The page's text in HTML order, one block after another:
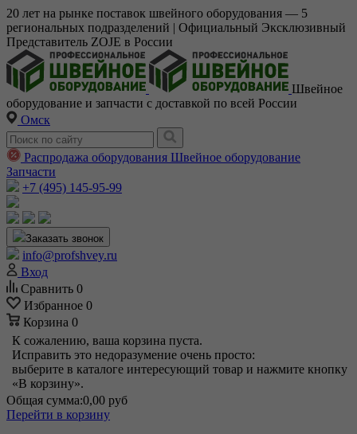
20 лет на рынке поставок швейного оборудования — 5
региональных подразделений | Официальный Эксклюзивный
Представитель ZOJE в России
Швейное
оборудование и запчасти с доставкой по всей России
Омск
Распродажа оборудования Швейное оборудование
Запчасти
+7 (495) 145-95-99
Заказать звонок
info@profshvey.ru
Вход
Сравнить 0
Избранное 0
Корзина 0
К сожалению, ваша корзина пуста.
Исправить это недоразумение очень просто:
выберите в каталоге интересующий товар и нажмите кнопку
«В корзину».
Общая сумма:0,00 руб
Перейти в корзину